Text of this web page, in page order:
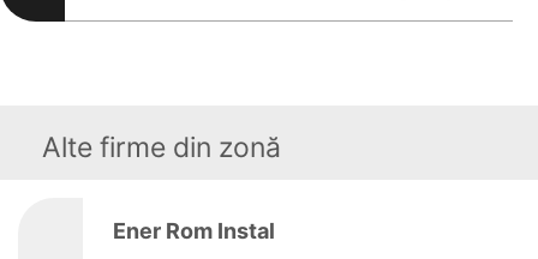
Alte firme din zonă
Ener Rom Instal